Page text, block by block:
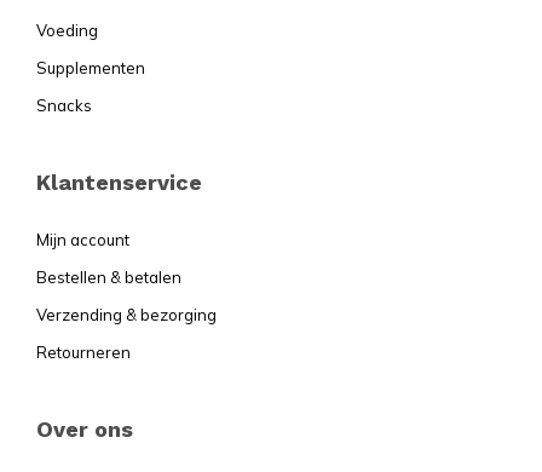
Voeding
Supplementen
Snacks
Klantenservice
Mijn account
Bestellen & betalen
Verzending & bezorging
Retourneren
Over ons